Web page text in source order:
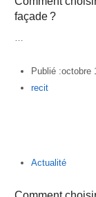
façade ?
Publié :octobre
Author
recit
Actualité